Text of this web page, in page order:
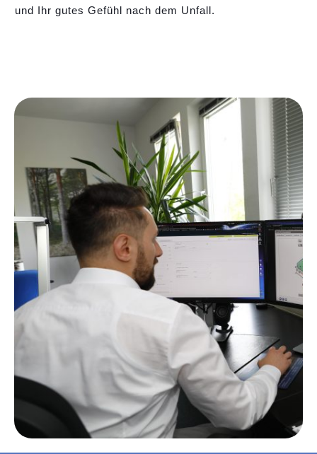
und Ihr gutes Gefühl nach dem Unfall.